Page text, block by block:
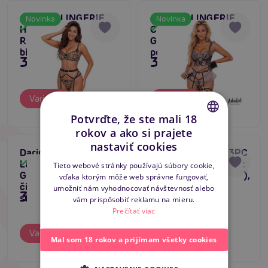
Novinka
ADALET LINGERIE
Helena Set with Leg
Rings, leopardí set
bielizne
Skladom
35,80 €
Varianty
Novinka
ADALET LINGERIE
Caroline Set with
Garter, zvodný set s
podväzkami
Skladom
35,80 €
Daring Intimates 3PC
Lace Bra, Panty &
Garter Set (Purple),
čipková 3-dielna
súprava
Skladom
39,80 €
Varianty
Daring Intimates 3PC
Peek-A-Boo Bow Set
Open Crotch (Purple),
čipková súprava s
podväzkami
Skladom
39,80 €
CZECH
ENGLISH
Potvrďte, že ste mali 18
rokov a ako si prajete
nastaviť cookies
Tieto webové stránky používajú súbory cookie,
vďaka ktorým môže web správne fungovať,
umožniť nám vyhodnocovať návštevnosť alebo
vám prispôsobiť reklamu na mieru.
Prečítať viac
Mal som 18 rokov a prijímam všetky cookies